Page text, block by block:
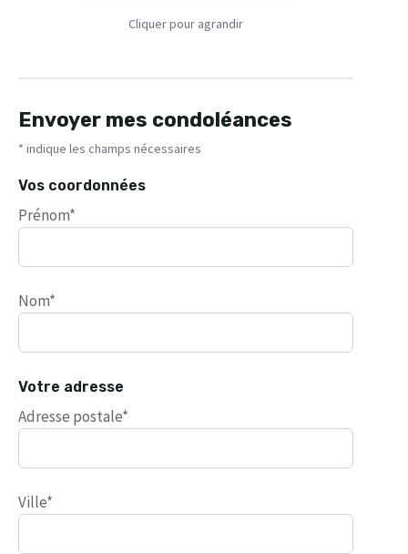
Cliquer pour agrandir
Envoyer mes condoléances
* indique les champs nécessaires
Vos coordonnées
Prénom*
Nom*
Votre adresse
Adresse postale*
Ville*